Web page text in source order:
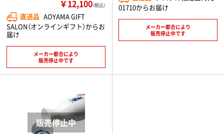
￥12,100（税込）
直送品 AOYAMA GIFT
SALON（オンラインギフト）からお
届け
メーカー都合により
販売停止中です
01710からお届け
メーカー都合により
販売停止中です